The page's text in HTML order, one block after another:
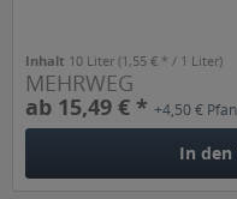
Inhalt 10 Liter(1,55 € * / 1 Liter)
MEHRWEG
ab 15,49 € *+4,50 €
In den